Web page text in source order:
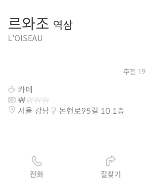
르와조 역삼
L'OISEAU
추천 19
카페
서울 강남구 논현로95길 10 1층
전화 길찾기